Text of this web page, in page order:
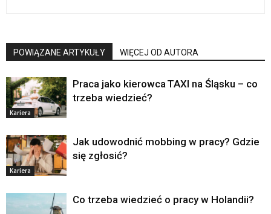
POWIĄZANE ARTYKUŁY WIĘCEJ OD AUTORA
Kariera
Praca jako kierowca TAXI na Śląsku – co
trzeba wiedzieć?
Kariera
Jak udowodnić mobbing w pracy? Gdzie
się zgłosić?
Co trzeba wiedzieć o pracy w Holandii?